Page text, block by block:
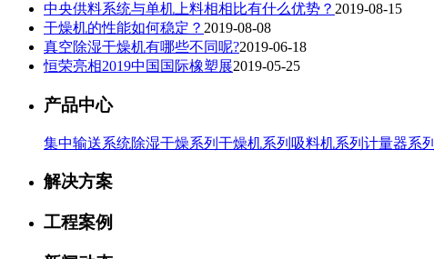
中央供料系统与单机上料相相比有什么优势？ 2019-08-15
干燥机的性能如何稳定？ 2019-08-08
真空除湿干燥机有哪些不同呢?2019-06-18
恒荣亮相2019中国国际橡塑展2019-05-25
产品中心
集中输送系统除湿干燥系列 干燥机系列 吸料机系列 计量器系列
解决方案
工程案例